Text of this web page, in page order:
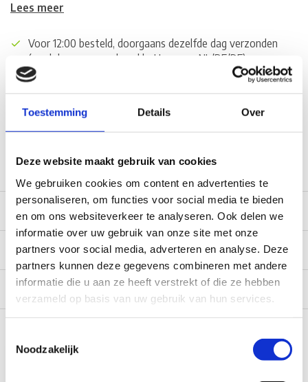
Toestemming Details Over
Deze website maakt gebruik van cookies
We gebruiken cookies om content en advertenties te
personaliseren, om functies voor social media te bieden
en om ons websiteverkeer te analyseren. Ook delen we
informatie over uw gebruik van onze site met onze
partners voor social media, adverteren en analyse. Deze
partners kunnen deze gegevens combineren met andere
informatie die u aan ze heeft verstrekt of die ze hebben
verzameld op basis van uw gebruik van hun services.
Noodzakelijk
Lees meer
Voor 12:00 besteld, doorgaans dezelfde dag verzonden
(werkdagen, normale pakketten naar NL/BE/DE)
World wide shipping (normal size and weight packages)
Gratis verzending vanaf € 100,- naar NL en BE
*Zeer grote magazijnvoorraad direct beschikbaar voor
verzending. Een deel van de artikelen op voorraad in de
service@camperhuis.nl
Beschrijving
Specificaties
Reviews 0/10
Recent bekeken